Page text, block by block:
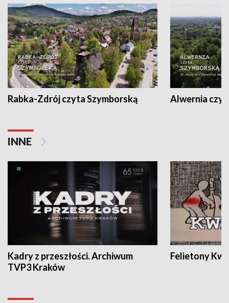
Rabka-Zdrój czyta Szymborską Alwernia
INNE
Kadry z przeszłości. Archiwum
TVP3 Kraków
Felietony